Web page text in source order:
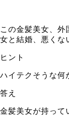
この金髪美女、外
女と結婚、悪くな
ヒント
ハイテクそうな何
答え
金髪美女が持って